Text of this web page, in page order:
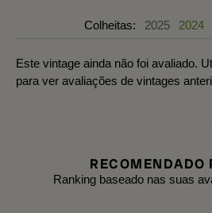
Colheitas: 2025 2024
Este vintage ainda não foi avaliado.
para ver avaliações de vintages
RECOMENDADO
Ranking baseado nas suas